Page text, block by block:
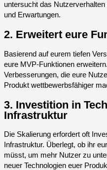
untersucht das
und Erwartungen.
2. Erweitert eure
Basierend auf eurem tiefen
eure MVP-Funktionen
Verbesserungen, die eure
Produkt wettbewerbsfähiger
3. Investition in
Infrastruktur
Die Skalierung erfordert oft
Infrastruktur. Überlegt, ob ihr
müsst, um mehr Nutzer zu
neuer Technologien euer